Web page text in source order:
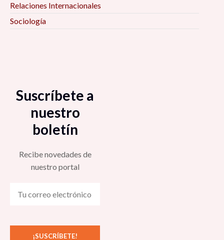
Relaciones Internacionales
Sociología
Suscríbete a
nuestro
boletín
Recibe novedades de
nuestro portal